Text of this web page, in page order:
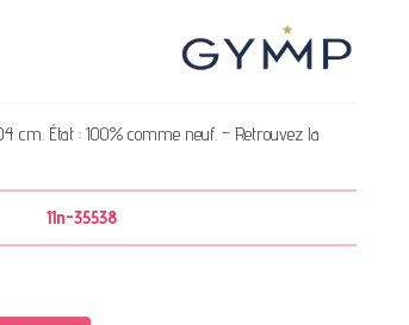
cm. État : 100% comme neuf. – Retrouvez la
11n-35538